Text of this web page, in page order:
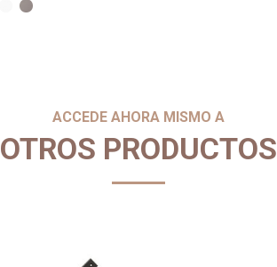
ACCEDE AHORA MISMO A
OTROS PRODUCTOS